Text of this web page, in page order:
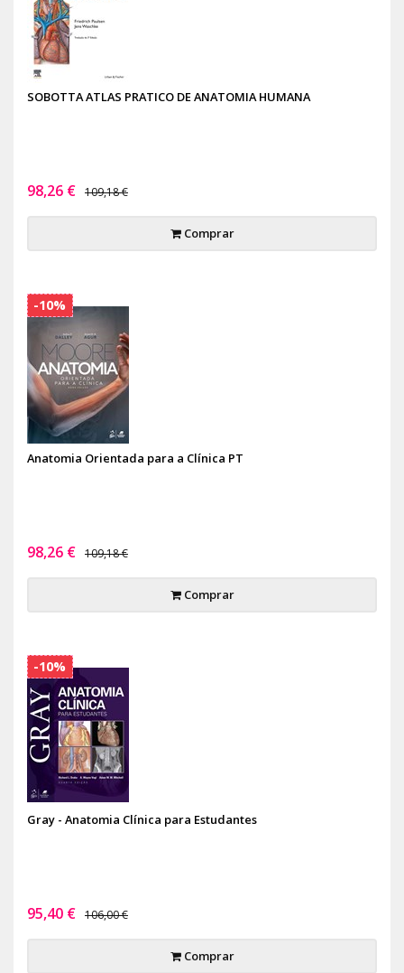
SOBOTTA ATLAS PRATICO DE ANATOMIA HUMANA
98,26 € 109,18 €
Comprar
Anatomia Orientada para a Clínica PT
98,26 € 109,18 €
Comprar
-10%
Gray - Anatomia Clínica para Estudantes
95,40 € 106,00 €
Comprar
-10%